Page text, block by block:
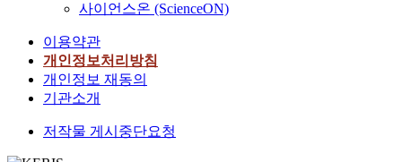
사이언스온 (ScienceON)
이용약관
개인정보처리방침
개인정보 재동의
기관소개
저작물 게시중단요청